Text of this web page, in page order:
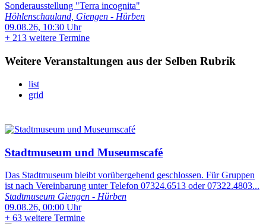
Sonderausstellung "Terra incognita"
Höhlenschauland, Giengen - Hürben
09.08.26, 10:30 Uhr
+ 213 weitere Termine
Weitere Veranstaltungen aus der Selben Rubrik
list
grid
Stadtmuseum und Museumscafé
Das Stadtmuseum bleibt vorübergehend geschlossen. Für Gruppen
ist nach Vereinbarung unter Telefon 07324.6513 oder 07322.4803...
Stadtmuseum Giengen - Hürben
09.08.26, 00:00 Uhr
+ 63 weitere Termine